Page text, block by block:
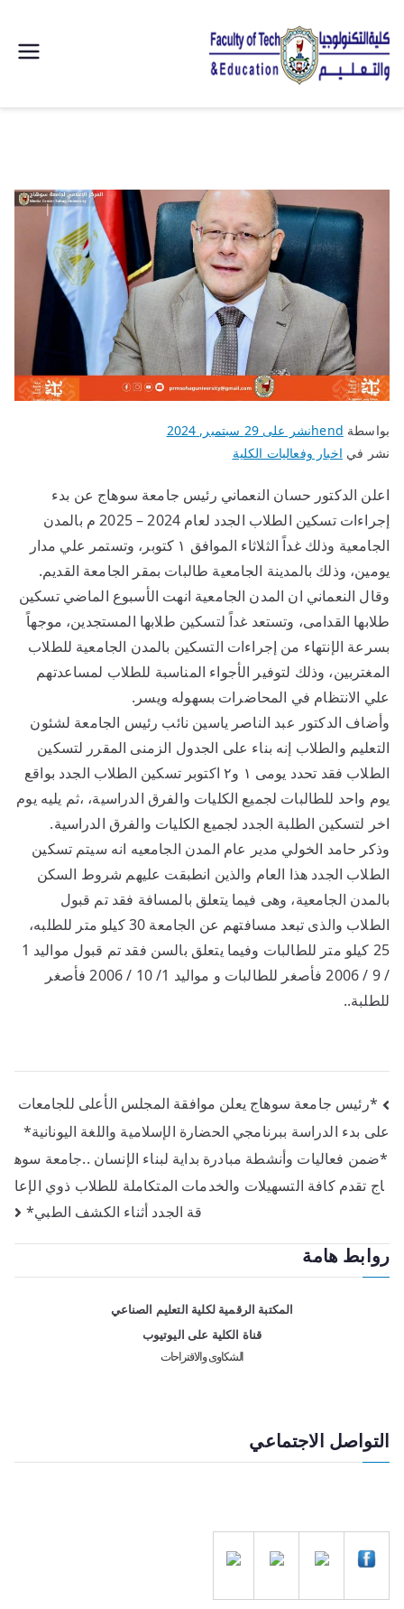
التكنولوجيا
الصناعى
جامعة
سوهاج |
بواسطة hendنشر على29 سبتمبر, 2024
نشر في اخبار وفعاليات الكلية
اعلن الدكتور حسان النعماني رئيس جامعة سوهاج عن بدء
إجراءات تسكين الطلاب الجدد لعام 2024 – 2025 م بالمدن
الجامعية وذلك غداً الثلاثاء الموافق ١ كتوبر، وتستمر علي مدار
يومين، وذلك بالمدينة الجامعية طالبات بمقر الجامعة القديم.
وقال النعماني ان المدن الجامعية انهت الأسبوع الماضي تسكين
طلابها القدامى، وتستعد غداً لتسكين طلابها المستجدين، موجهاً
بسرعة الإنتهاء من إجراءات التسكين بالمدن الجامعية للطلاب
المغتربين، وذلك لتوفير الأجواء المناسبة للطلاب لمساعدتهم
علي الانتظام في المحاضرات بسهوله ويسر.
وأضاف الدكتور عبد الناصر ياسين نائب رئيس الجامعة لشئون
التعليم والطلاب إنه بناء على الجدول الزمنى المقرر لتسكين
الطلاب فقد تحدد يومى ١ و٢ اكتوبر تسكين الطلاب الجدد بواقع
يوم واحد للطالبات لجميع الكليات والفرق الدراسية، ،ثم يليه يوم
اخر لتسكين الطلبة الجدد لجميع الكليات والفرق الدراسية.
وذكر حامد الخولي مدير عام المدن الجامعيه انه سيتم تسكين
الطلاب الجدد هذا العام والذين انطبقت عليهم شروط السكن
بالمدن الجامعية، وهى فيما يتعلق بالمسافة فقد تم قبول
الطلاب والذى تبعد مسافتهم عن الجامعة 30 كيلو متر للطلبه،
25 كيلو متر للطالبات وفيما يتعلق بالسن فقد تم قبول مواليد 1
/ 9 / 2006 فأصغر للطالبات و مواليد 1/ 10 / 2006 فأصغر
للطلبة..
*رئيس جامعة سوهاج يعلن موافقة المجلس الأعلى للجامعات
على بدء الدراسة ببرنامجي الحضارة الإسلامية واللغة اليونانية*
*ضمن فعاليات وأنشطة مبادرة بداية لبناء الإنسان ..جامعة سوه
اج تقدم كافة التسهيلات والخدمات المتكاملة للطلاب ذوي الإعا
قة الجدد أثناء الكشف الطبي*
روابط هامة
المكتبة الرقمية لكلية التعليم الصناعي
قناة الكلية على اليوتيوب
الشكاوى والاقتراحات
التواصل الاجتماعي